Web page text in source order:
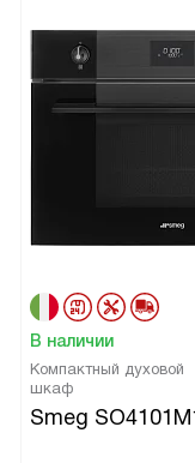
В наличии
Компактный духовой
шкаф
Smeg